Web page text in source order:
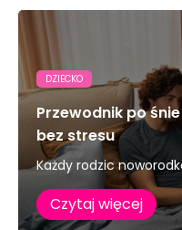
DZIECKO
Przewodnik po
bez stresu
Każdy rodzic
Czytaj więcej